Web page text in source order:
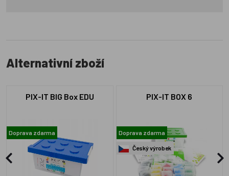
Alternativní zboží
PIX-IT BIG Box EDU
Doprava zdarma
PIX-IT BOX 6
Doprava zdarma
Český výrobek